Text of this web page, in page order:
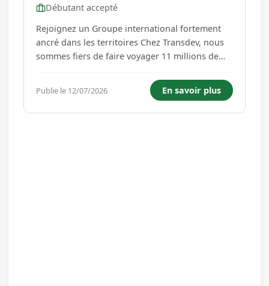
Débutant accepté
Rejoignez un Groupe international fortement
ancré dans les territoires Chez Transdev, nous
sommes fiers de faire voyager 11 millions de
des services de transport efficaces, simples et
respectueux de l'environnement, au service des
territoires.Parce que...
Publie le 12/07/2026 En savoir plus